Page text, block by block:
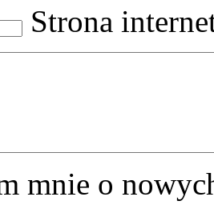
Strona
mnie o